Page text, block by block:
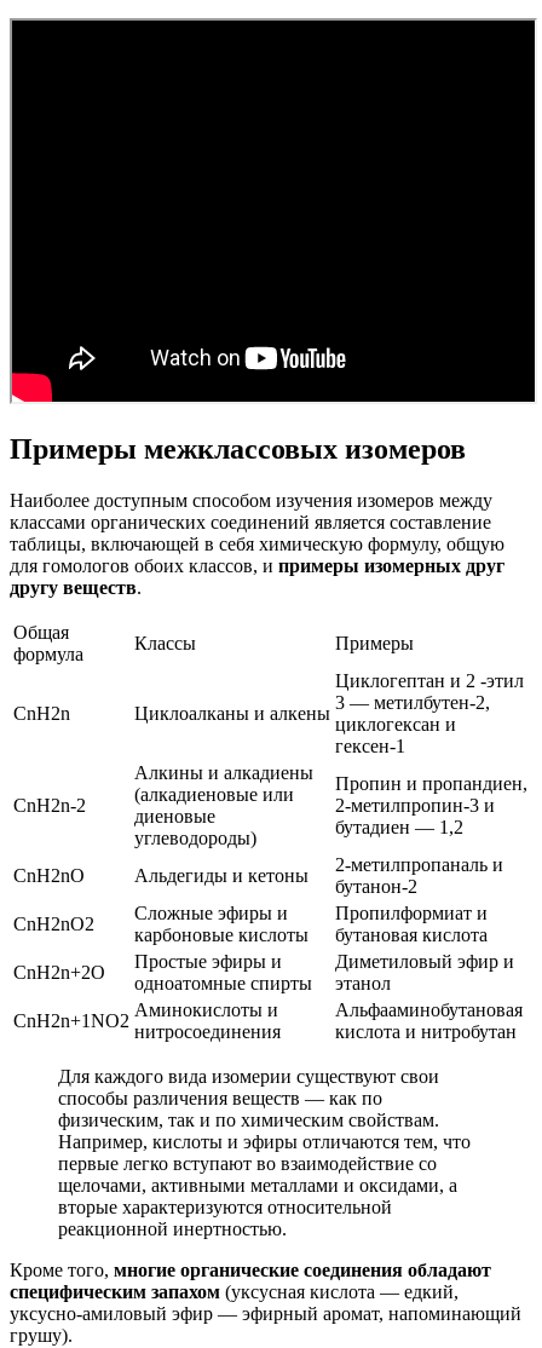
Примеры межклассовых изомеров
Наиболее доступным способом изучения изомеров между
классами органических соединений является составление
таблицы, включающей в себя химическую формулу, общую
для гомологов обоих классов, и примеры изомерных друг
другу веществ.
Общая
формула
Классы Примеры
СnH2n Циклоалканы и алкены
Циклогептан и 2 -этил
3 — метилбутен-2,
циклогексан и
гексен-1
CnH2n-2
Алкины и алкадиены
(алкадиеновые или
диеновые
углеводороды)
Пропин и пропандиен,
2-метилпропин-3 и
бутадиен — 1,2
CnH2nO Альдегиды и кетоны
2-метилпропаналь и
бутанон-2
CnH2nO2
Сложные эфиры и
карбоновые кислоты
Пропилформиат и
бутановая кислота
CnH2n+2O
Простые эфиры и
одноатомные спирты
Диметиловый эфир и
этанол
CnH2n+1NO2
Аминокислоты и
нитросоединения
Альфааминобутановая
кислота и нитробутан
Для каждого вида изомерии существуют свои
способы различения веществ — как по
физическим, так и по химическим свойствам.
Например, кислоты и эфиры отличаются тем, что
первые легко вступают во взаимодействие со
щелочами, активными металлами и оксидами, а
вторые характеризуются относительной
реакционной инертностью.
Кроме того, многие органические соединения обладают
специфическим запахом (уксусная кислота — едкий,
уксусно-амиловый эфир — эфирный аромат, напоминающий
грушу).